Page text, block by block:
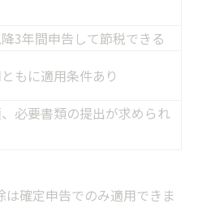
3年間申告して節税できる
もに適用条件あり
必要書類の提出が求められ
確定申告でのみ適用できま